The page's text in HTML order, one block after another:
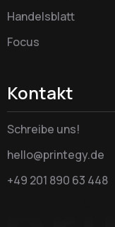
Handelsblatt
Focus
Kontakt
Schreibe uns!
hello@printegy.de
+49 201 890 63 448